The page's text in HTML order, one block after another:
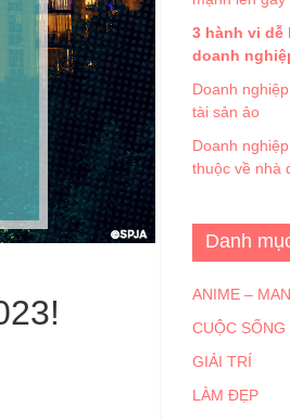
3 hành vi
doanh
Doanh
tài sản ảo
Doanh
thuộc về nhà
Danh
ANIME –
CUỘC SỐNG
GIẢI TRÍ
LÀM ĐẸP